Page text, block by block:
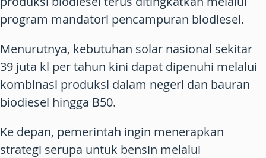
program mandatori pencampuran biodiesel.
Menurutnya, kebutuhan solar nasional sekitar
39 juta kl per tahun kini dapat dipenuhi melalui
kombinasi produksi dalam negeri dan bauran
biodiesel hingga B50.
Ke depan, pemerintah ingin menerapkan
strategi serupa untuk bensin melalui